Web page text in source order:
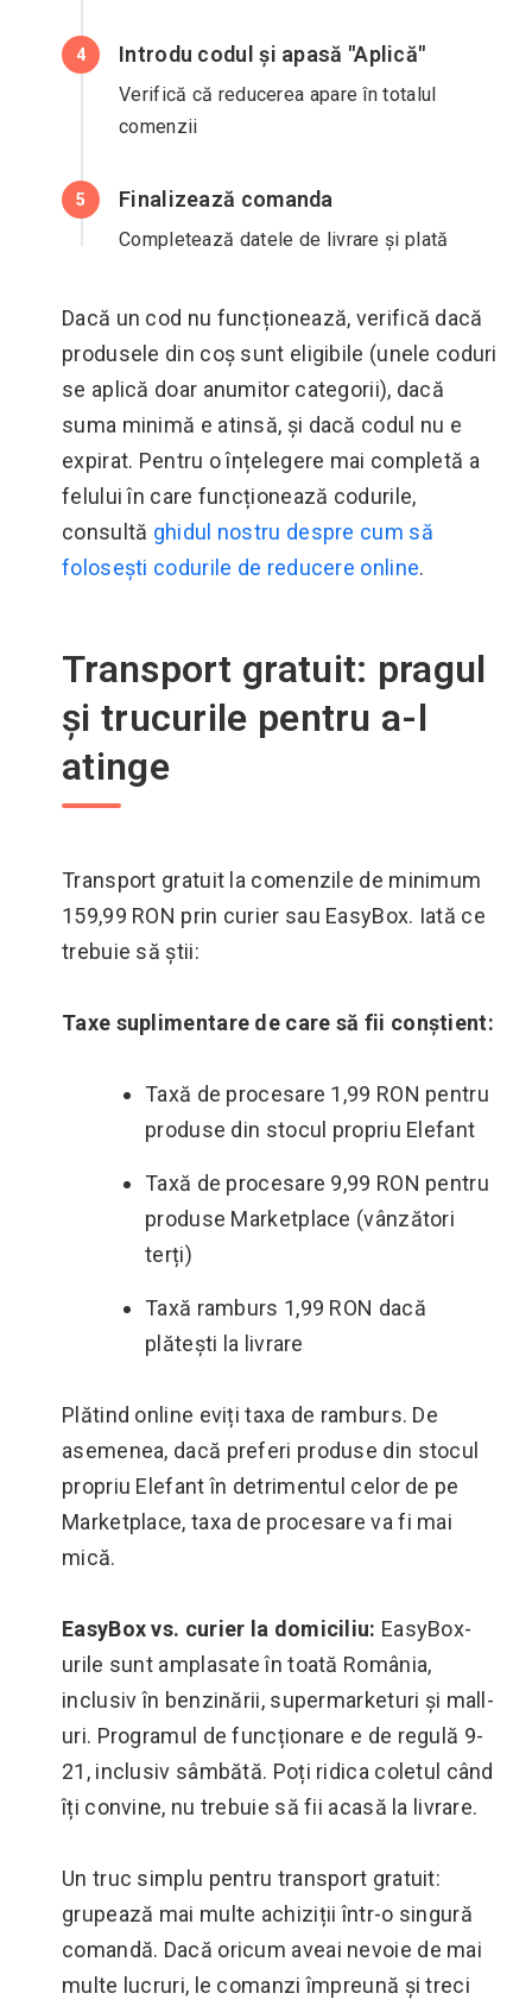
4 Introdu codul și apasă "Aplică"
Verifică că reducerea apare în totalul
comenzii
5 Finalizează comanda
Completează datele de livrare și plată
Dacă un cod nu funcționează, verifică dacă
produsele din coș sunt eligibile (unele coduri
se aplică doar anumitor categorii), dacă
suma minimă e atinsă, și dacă codul nu e
expirat. Pentru o înțelegere mai completă a
felului în care funcționează codurile,
consultă ghidul nostru despre cum să
folosești codurile de reducere online.
Transport gratuit: pragul
și trucurile pentru a-l
atinge
Transport gratuit la comenzile de minimum
159,99 RON prin curier sau EasyBox. Iată ce
trebuie să știi:
Taxe suplimentare de care să fii conștient:
Taxă de procesare 1,99 RON pentru
produse din stocul propriu Elefant
Taxă de procesare 9,99 RON pentru
produse Marketplace (vânzători
terți)
Taxă ramburs 1,99 RON dacă
plătești la livrare
Plătind online eviți taxa de ramburs. De
asemenea, dacă preferi produse din stocul
propriu Elefant în detrimentul celor de pe
Marketplace, taxa de procesare va fi mai
mică.
EasyBox vs. curier la domiciliu: EasyBox-
urile sunt amplasate în toată România,
inclusiv în benzinării, supermarketuri și mall-
uri. Programul de funcționare e de regulă 9-
21, inclusiv sâmbătă. Poți ridica coletul când
îți convine, nu trebuie să fii acasă la livrare.
Un truc simplu pentru transport gratuit:
grupează mai multe achiziții într-o singură
comandă. Dacă oricum aveai nevoie de mai
multe lucruri, le comanzi împreună și treci